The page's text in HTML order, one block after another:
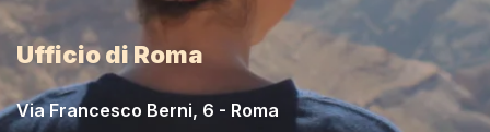
Ufficio di Roma
Via Francesco Berni, 6 - Roma